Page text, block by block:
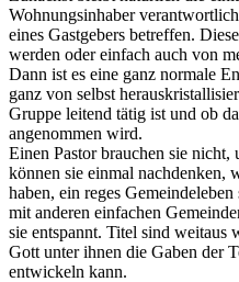
Wohnungsinhaber
eines Gastgebers betreffen.
werden oder einfach auch von
Dann ist es eine ganz normale
ganz von selbst
Gruppe leitend tätig ist und ob
angenommen wird.
Einen Pastor brauchen sie
können sie einmal nachdenken,
haben, ein reges
mit anderen einfachen
sie entspannt. Titel sind weitaus
Gott unter ihnen die Gaben der
entwickeln kann.